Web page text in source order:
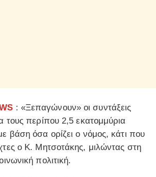
: «Ξεπαγώνουν» οι συντάξεις
τους περίπου 2,5 εκατομμύρια
βάση όσα ορίζει ο νόμος, κάτι που
ο Κ. Μητσοτάκης, μιλώντας στη
πολιτική.